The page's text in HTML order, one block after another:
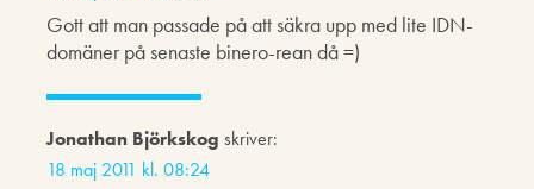
Gott att man passade på att säkra upp med lite IDN-
domäner på senaste binero-rean då =)
Jonathan Björkskog skriver:
18 maj 2011 kl. 08:24